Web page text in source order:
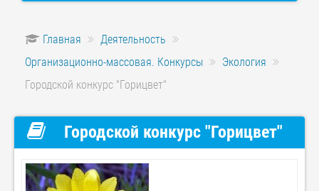
Главная
Деятельность
Организационно-массовая. Конкурсы
Экология
Городской конкурс "Горицвет"
Городской конкурс "Горицвет"